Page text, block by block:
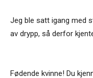
Jeg ble satt igang med
av drypp, så derfor
Fødende kvinne! Du